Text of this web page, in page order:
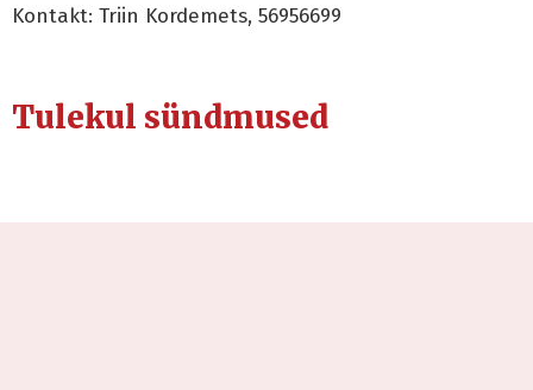
Kontakt: Triin Kordemets, 56956699
Tulekul sündmused